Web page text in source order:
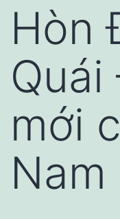
Hòn
Quái
mới
Nam